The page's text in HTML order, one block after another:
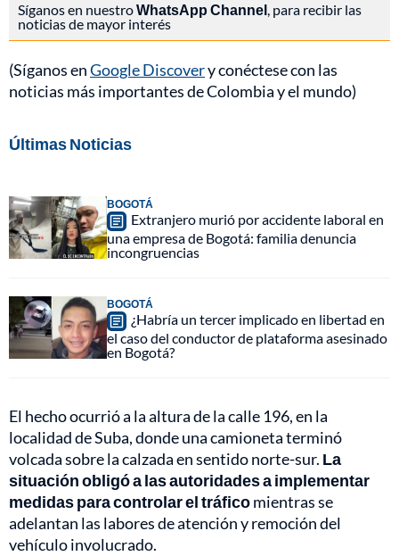
Síganos en nuestroWhatsApp Channel, para recibir las
noticias de mayor interés
(Síganos enGoogle Discovery conéctese con las
noticias más importantes de Colombia y el mundo)
Últimas Noticias
BOGOTÁ
Extranjero murió por accidente laboral en
una empresa de Bogotá: familia denuncia
incongruencias
BOGOTÁ
¿Habría un tercer implicado en libertad en
el caso del conductor de plataforma asesinado
en Bogotá?
El hecho ocurrió a la altura de la calle 196, en la
localidad de Suba, donde una camioneta terminó
volcada sobre la calzada en sentido norte-sur. La
situación obligó a las autoridades a implementar
medidas para controlar el tráficomientras se
adelantan las labores de atención y remoción del
vehículo involucrado.